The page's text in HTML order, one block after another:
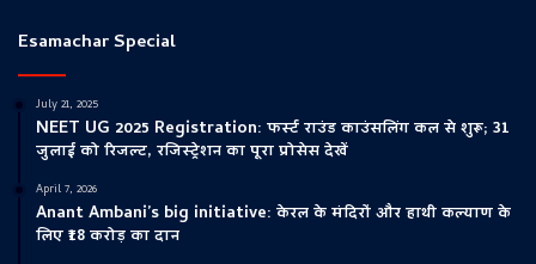
Esamachar Special
July 21, 2025
NEET UG 2025 Registration: फर्स्ट राउंड काउंसलिंग कल से शुरू; 31
जुलाई को रिजल्ट, रजिस्ट्रेशन का पूरा प्रोसेस देखें
April 7, 2026
Anant Ambani’s big initiative: केरल के मंदिरों और हाथी कल्याण के
लिए ₹18 करोड़ का दान